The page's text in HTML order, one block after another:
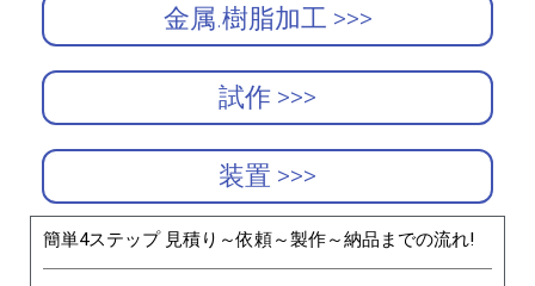
金属.樹脂加工 >>>
試作 >>>
装置 >>>
簡単4ステップ 見積り～依頼～製作～納品までの流れ!